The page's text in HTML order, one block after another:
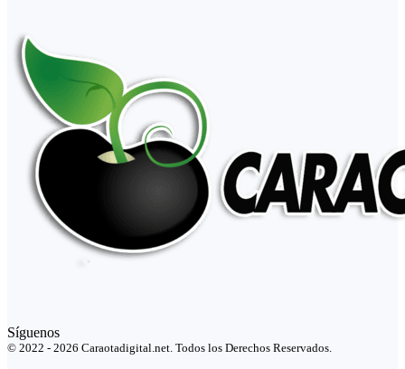
Síguenos
© 2022 - 2026 Caraotadigital.net. Todos los Derechos Reservados.